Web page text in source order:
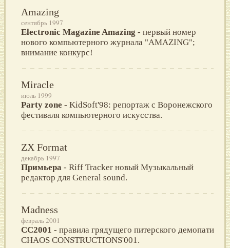
Amazing
сентябрь 1997
Electronic Magazine Amazing - первый номер
нового компьютерного журнала "AMAZING";
внимание конкурс!
Miracle
июль 1999
Party zone - KidSoft'98: репортаж с Воронежского
фестиваля компьютерного искусства.
ZX Format
декабрь 1997
Примьера - Riff Tracker новый Музыкальный
редактор для General sound.
Madness
февраль 2001
СС2001 - правила грядущего питерского демопати
CHAOS CONSTRUCTIONS'001.